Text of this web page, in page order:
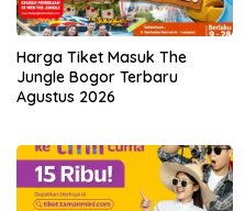
Harga Tiket Masuk The
Jungle Bogor Terbaru
Agustus 2026